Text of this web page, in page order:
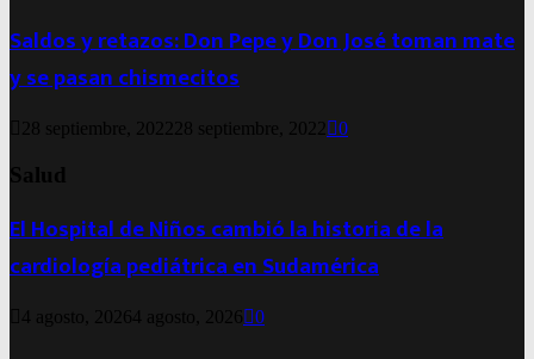
Saldos y retazos: Don Pepe y Don José toman mate
y se pasan chismecitos
28 septiembre, 2022 28 septiembre, 2022 0
Salud
El Hospital de Niños cambió la historia de la
cardiología pediátrica en Sudamérica
4 agosto, 20264 agosto, 2026 0